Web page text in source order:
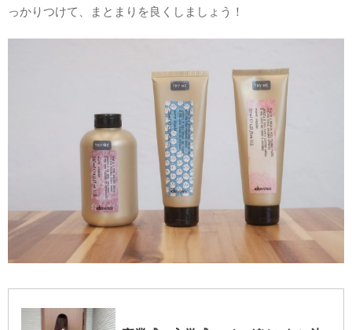
っかりつけて、まとまりを良くしましょう！